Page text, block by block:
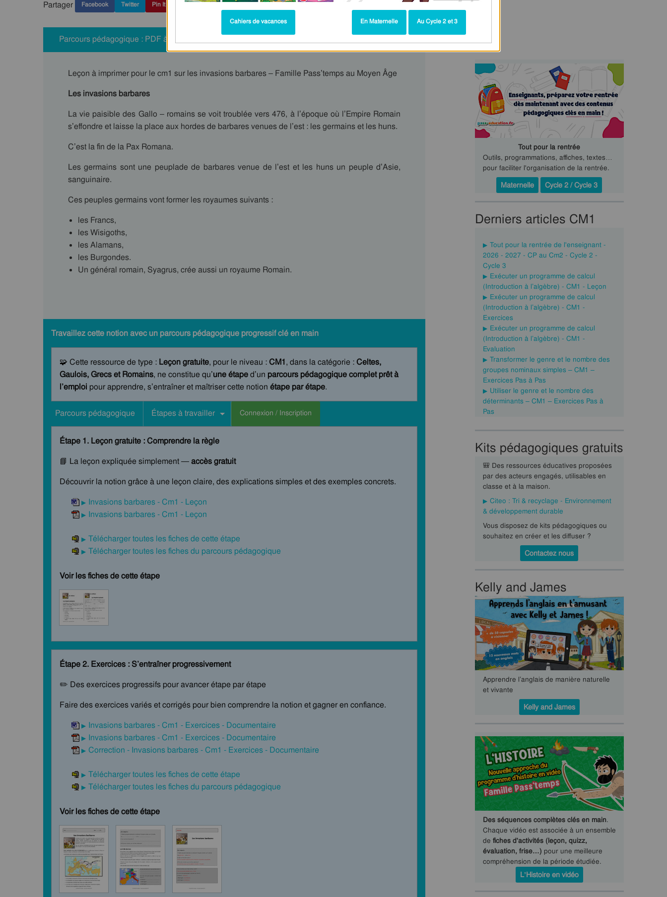
Partager Facebook Twitter Pin It
Parcours pédagogique : PDF à imprimer
Leçon à imprimer pour le cm1 sur les invasions barbares – Famille Pass’temps au Moyen Âge
Les invasions barbares
La vie paisible des Gallo – romains se voit troublée vers 476, à l’époque où l’Empire Romain
s’effondre et laisse la place aux hordes de barbares venues de l’est : les germains et les huns.
C’est la fin de la Pax Romana.
Les germains sont une peuplade de barbares venue de l’est et les huns un peuple d’Asie,
sanguinaire.
Ces peuples germains vont former les royaumes suivants :
les Francs,
les Wisigoths,
les Alamans,
les Burgondes.
Un général romain, Syagrus, crée aussi un royaume Romain.
Travaillez cette notion avec un parcours pédagogique progressif clé en main
🧩 Cette ressource de type : Leçon gratuite, pour le niveau :CM1, dans la catégorie :Celtes,
Gaulois, Grecs et Romains, ne constitue qu’une étaped’un parcours pédagogique complet prêt à
l’emploi pour apprendre, s’entraîner et maîtriser cette notion étape par étape.
Parcours pédagogique Étapes à travailler Connexion / Inscription
Étape 1. Leçon gratuite : Comprendre la règle
📘 La leçon expliquée simplement —accès gratuit
Découvrir la notion grâce à une leçon claire, des explications simples et des exemples concrets.
Invasions barbares - Cm1 - Leçon
Invasions barbares - Cm1 - Leçon
Télécharger toutes les fiches de cette étape
Télécharger toutes les fiches du parcours pédagogique
Voir les fiches de cette étape
Étape 2. Exercices : S’entraîner progressivement
✏️ Des exercices progressifs pour avancer étape par étape
Faire des exercices variés et corrigés pour bien comprendre la notion et gagner en confiance.
Invasions barbares - Cm1 - Exercices - Documentaire
Invasions barbares - Cm1 - Exercices - Documentaire
Correction - Invasions barbares - Cm1 - Exercices - Documentaire
Télécharger toutes les fiches de cette étape
Télécharger toutes les fiches du parcours pédagogique
Voir les fiches de cette étape
Tout pour la rentrée
Outils, programmations, affiches, textes…
pour faciliter l'organisation de la rentrée.
Maternelle
Cycle 2 / Cycle 3
Derniers articles CM1
Tout pour la rentrée de l'enseignant -
2026 - 2027 - CP au Cm2 - Cycle 2 -
Cycle 3
Exécuter un programme de calcul
(Introduction à l’algèbre) - CM1 - Leçon
Exécuter un programme de calcul
(Introduction à l’algèbre) - CM1 -
Exercices
Exécuter un programme de calcul
(Introduction à l’algèbre) - CM1 -
Evaluation
Transformer le genre et le nombre des
groupes nominaux simples – CM1 –
Exercices Pas à Pas
Utiliser le genre et le nombre des
déterminants – CM1 – Exercices Pas à
Pas
Kits pédagogiques gratuits
🎒 Des ressources éducatives proposées
par des acteurs engagés, utilisables en
classe et à la maison.
Citeo : Tri & recyclage - Environnement
& développement durable
Vous disposez de kits pédagogiques ou
souhaitez en créer et les diffuser ?
Contactez nous
Kelly and James
Apprendre l’anglais de manière naturelle
et vivante
Kelly and James
Des séquences complètes clés en main.
Chaque vidéo est associée à un ensemble
de fiches d'activités (leçon, quizz,
évaluation, frise…) pour une meilleure
compréhension de la période étudiée.
L’Histoire en vidéo
Cahiers de vacances En Maternelle Au Cycle 2 et 3